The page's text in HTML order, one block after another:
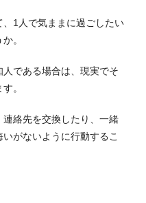
1人で気ままに過ごしたい
。
である場合は、現実でそ
。
絡先を交換したり、一緒
がないように行動するこ